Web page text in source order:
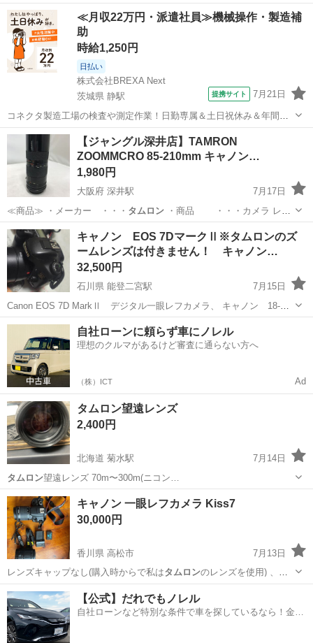
5.6 φ58
三重 四日市市 近鉄四日市駅 カメラ タムロン
≪月収22万円・派遣社員≫機械操作・製造補
助
時給1,250円
日払い
株式会社BREXA Next
茨城県 静駅
提携サイト 7月21日
コネクタ製造工場の検査や測定作業！日勤専属＆土日祝休み＆年間休
日128日★クリーンルーム内作業★マイカー通勤OK＆無料駐車場あり
★就業先食堂利用可！日払い制度あり！《茨城県常陸大宮市》 人気の
工場のお仕事 ◇コネクタ製造工...
茨城 常陸大宮市 静駅 その他
【ジャングル深井店】TAMRON
ZOOMMCRO 85-210mm キャノン…
1,980円
大阪府 深井駅
7月17日
≪商品≫ ・メーカー ・・・ タムロン・商品 ・・・カメラ レ
ン…
大阪 堺市 ビデオカメラ、ムービーカメラ
ジャングル
キャノン EOS 7DマークⅡ※タムロンのズ
ームレンズは付きません！ キャノン…
32,500円
石川県 能登二宮駅
7月15日
Canon EOS 7D MarkⅡ デジタル一眼レフカメラ、 キャノン 18-
55mmレンズ、 4個の社外バッテリー、 充電器 取説付き。 社外バッ
テリーグリップも付きますが、カーソルスティックのツマミが紛失し
てい...
石川 鹿島郡 能登二宮駅 カメラ
自社ローンに頼らず車にノレル
理想のクルマがあるけど審査に通らない方へ
（株）ICT Ad
タムロン望遠レンズ
2,400円
北海道 菊水駅
7月14日
タムロン望遠レンズ 70m〜300m(ニコン…
北海道 札幌市 生活雑貨
キャノン 一眼レフカメラ Kiss7
30,000円
香川県 高松市
7月13日
レンズキャップなし(購入時からで私はタムロンのレンズを使用) 、チ
リ少し(撮影に…
香川 高松市 カメラ
【公式】だれでもノレル
自社ローンなど特別な条件で車を探しているなら！金利